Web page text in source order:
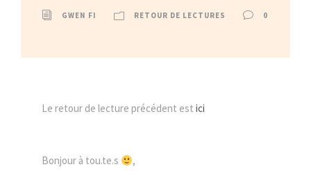
GWEN FI RETOUR DE LECTURES 0
Le retour de lecture précédent est ici
Bonjour à tou.te.s ,